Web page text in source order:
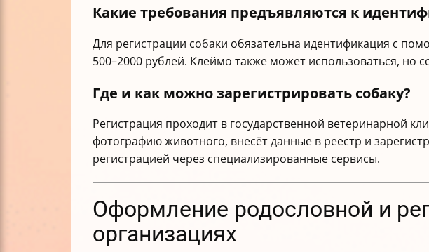
Какие требования предъявляются к
Для регистрации собаки обязательна идентификация с
500–2000 рублей. Клеймо также может использоваться,
Где и как можно зарегистрировать собаку?
Регистрация проходит в государственной ветеринарной
фотографию животного, внесёт данные в реестр и
регистрацией через специализированные сервисы.
Оформление родословной и
организациях